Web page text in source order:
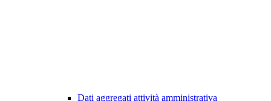
Dati aggregati attività amministrativa